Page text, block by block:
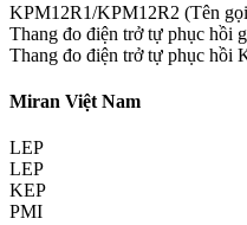
KPM12R1/KPM12R2 (Tên
Thang đo điện trở tự phục hồi
Thang đo điện trở tự phục hồi
Miran Việt Nam
LEP
LEP
KEP
PMI